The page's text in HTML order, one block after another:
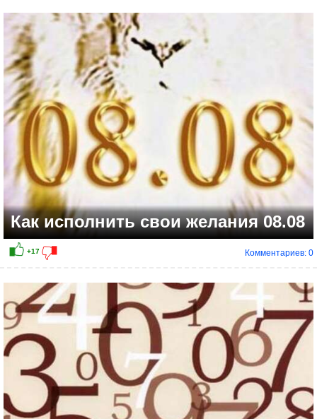
+26
Как исполнить свои желания 08.08
Комментариев: 0